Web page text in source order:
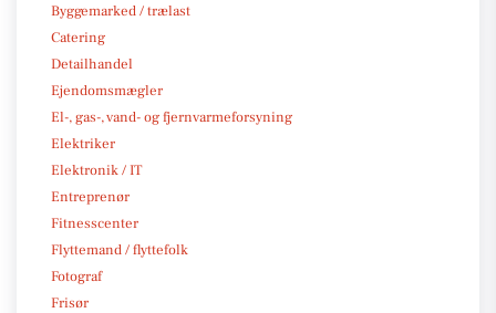
Byggemarked / trælast
Catering
Detailhandel
Ejendomsmægler
El-, gas-, vand- og fjernvarmeforsyning
Elektriker
Elektronik / IT
Entreprenør
Fitnesscenter
Flyttemand / flyttefolk
Fotograf
Frisør